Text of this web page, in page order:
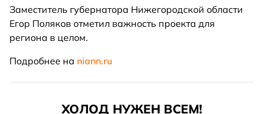
Заместитель губернатора Нижегородской области
Егор Поляков отметил важность проекта для
региона в целом.
Подробнее на niann.ru
ХОЛОД НУЖЕН ВСЕМ!